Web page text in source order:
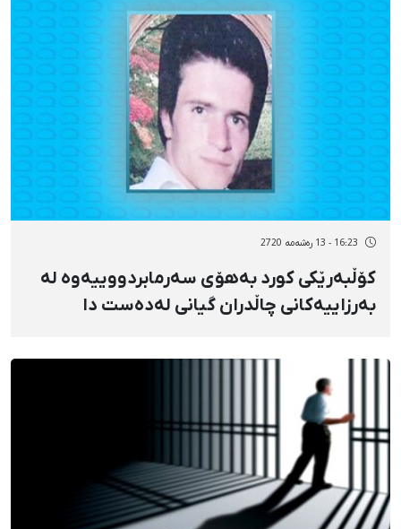
16:23 - 13 رەشەمه 2720
کۆڵبەرێکی کورد بەهۆی سەرمابردووییەوە لە
بەرزاییەکانی چاڵدران گیانی لەدەست دا